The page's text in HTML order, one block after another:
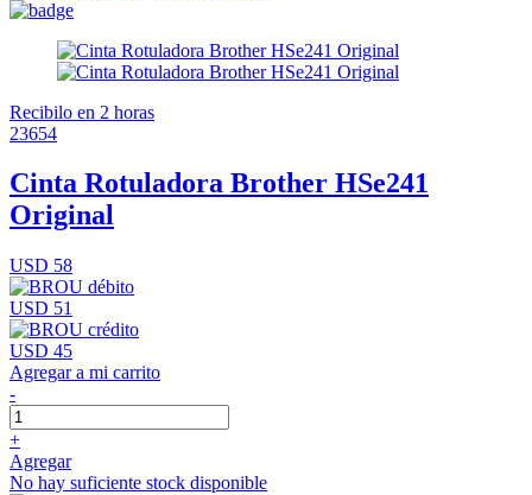
Recibilo en 2 horas
23654
Cinta Rotuladora Brother HSe241
Original
USD 58
USD 51
USD 45
Agregar a mi carrito
-
+
Agregar
No hay suficiente stock disponible